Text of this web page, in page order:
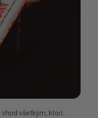
všetkým, ktorí